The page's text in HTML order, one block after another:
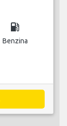
local_gas_station
Benzina